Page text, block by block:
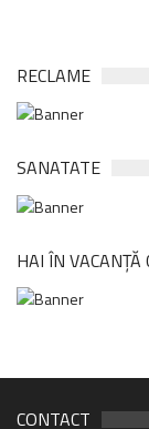
RECLAME
SANATATE
HAI ÎN VACANȚĂ
CONTACT